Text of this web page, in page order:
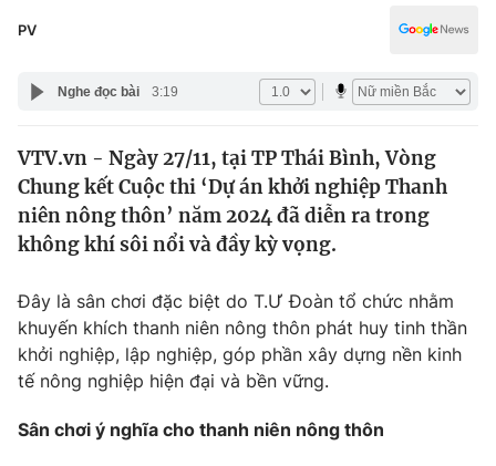
Thế giới
Tin tức
Câu chuyện quốc tế
Kinh tế
Tài chính
Thị trường
Góc doanh nghiệp
Dữ liệu và đời sống
Truyền hình
Phim VTV
Giáo dục
PV
Nghe đọc bài 3:19
VTV.vn - Ngày 27/11, tại TP Thái Bình, Vòng
Chung kết Cuộc thi ‘Dự án khởi nghiệp Thanh
niên nông thôn’ năm 2024 đã diễn ra trong
không khí sôi nổi và đầy kỳ vọng.
Đây là sân chơi đặc biệt do T.Ư Đoàn tổ chức nhằm
khuyến khích thanh niên nông thôn phát huy tinh thần
khởi nghiệp, lập nghiệp, góp phần xây dựng nền kinh
tế nông nghiệp hiện đại và bền vững.
Sân chơi ý nghĩa cho thanh niên nông thôn